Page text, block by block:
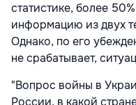
статистике, более
информацию из двух
Однако, по его
не срабатывает,
"Вопрос войны в